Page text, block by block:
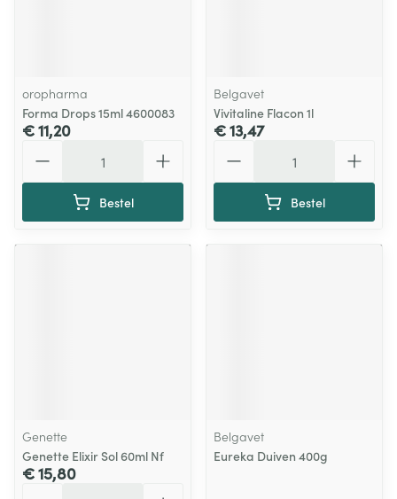
oropharma
Forma Drops 15ml 4600083
€ 11,20
Bestel
Belgavet
Vivitaline Flacon 1l
€ 13,47
Bestel
Genette
Genette Elixir Sol 60ml Nf
€ 15,80
Belgavet
Eureka Duiven 400g